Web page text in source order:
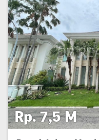
Rp. 7,5 M